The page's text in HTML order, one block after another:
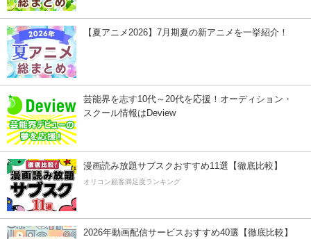
【夏アニメ2026】7月期夏の新アニメを一挙紹介！
芸能界を志す10代～20代を応援！オーディション・
スクール情報はDeview
漫画読み放題サブスクおすすめ11選【徹底比較】
オリコン顧客満足度ランキング
2026年動画配信サービスおすすめ40選【徹底比較】